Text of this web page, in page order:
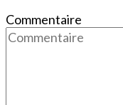
Commentaire